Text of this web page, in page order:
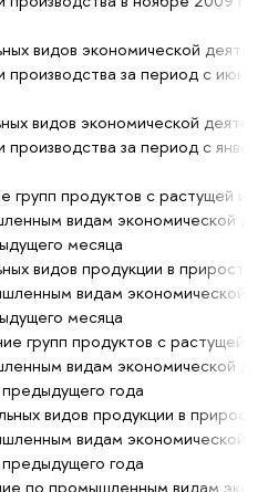
видов экономической
производства за период с июня
видов экономической
за период с
групп продуктов с растущей и
видам экономической
месяца
видов продукции в прирост
видам экономической
месяца
групп продуктов с растущей
видам экономической
года
видов продукции в прирост
видам экономической
года
по промышленным видам